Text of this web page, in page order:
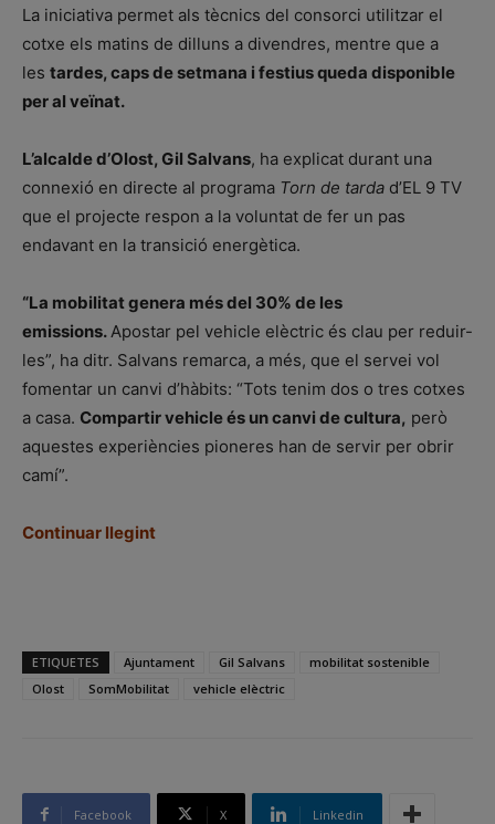
La iniciativa permet als tècnics del consorci utilitzar el
cotxe els matins de dilluns a divendres, mentre que a
les tardes, caps de setmana i festius queda disponible
per al veïnat.
L’alcalde d’Olost, Gil Salvans, ha explicat durant una
connexió en directe al programa Torn de tarda d’EL 9 TV
que el projecte respon a la voluntat de fer un pas
endavant en la transició energètica.
“La mobilitat genera més del 30% de les
emissions.Apostar pel vehicle elèctric és clau per reduir-
les”, ha ditr. Salvans remarca, a més, que el servei vol
fomentar un canvi d’hàbits: “Tots tenim dos o tres cotxes
a casa. Compartir vehicle és un canvi de cultura, però
aquestes experiències pioneres han de servir per obrir
camí”.
Continuar llegint
ETIQUETES Ajuntament Gil Salvans
mobilitat sostenible
Olost
SomMobilitat vehicle elèctric
Facebook X Linkedin